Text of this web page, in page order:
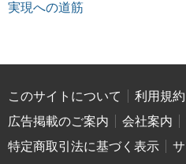
実現への道筋
このサイトについて 利用規約
広告掲載のご案内
会社案内
特定商取引法に基づく表示